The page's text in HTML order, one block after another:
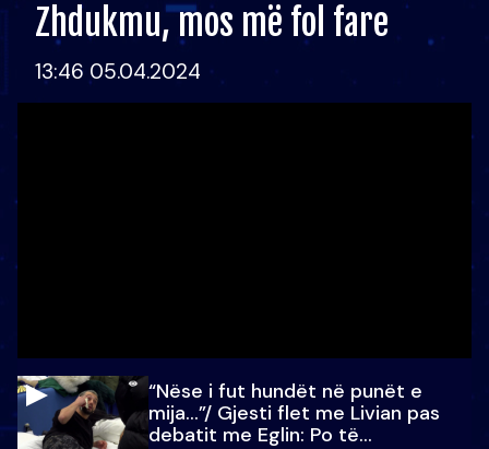
Zhdukmu, mos më fol fare
13:46 05.04.2024
“Nëse i fut hundët në punët e
mija…”/ Gjesti flet me Livian pas
debatit me Eglin: Po të